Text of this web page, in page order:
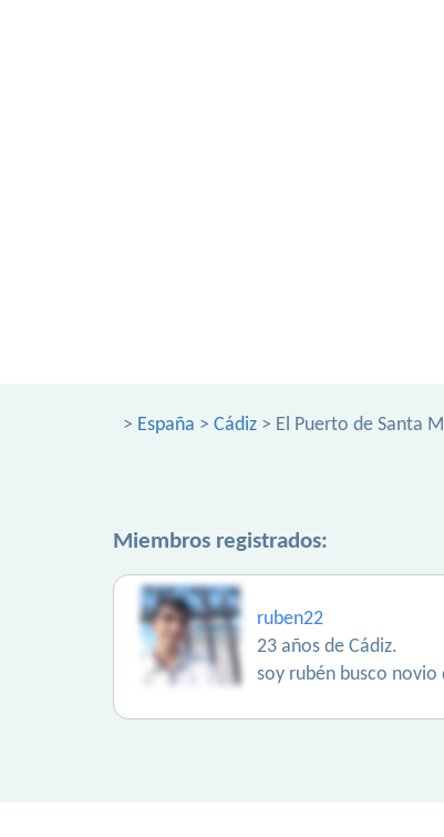
> España > Cádiz > El Puerto de Santa
Miembros registrados:
ruben22
23 años de Cádiz.
soy rubén busco